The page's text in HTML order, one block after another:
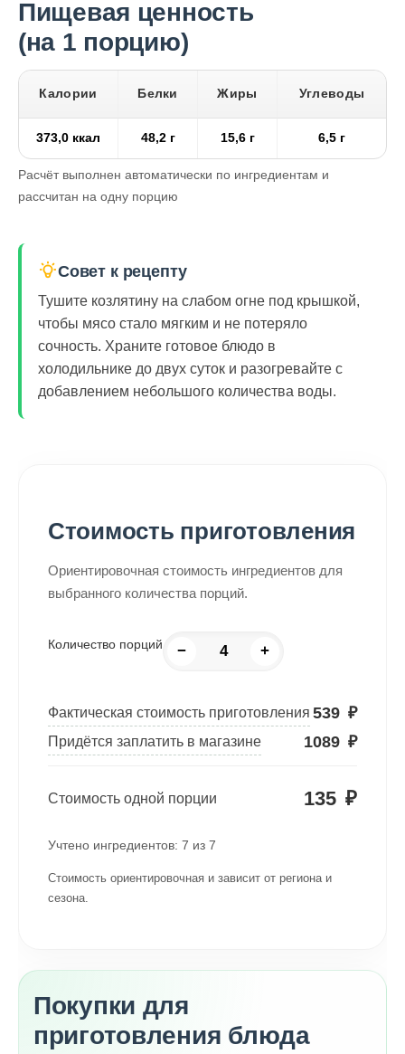
Пищевая ценность
(на 1 порцию)
Калории Белки Жиры Углеводы
373,0 ккал 48,2 г 15,6 г 6,5 г
Расчёт выполнен автоматически по ингредиентам и
рассчитан на одну порцию
Совет к рецепту
Тушите козлятину на слабом огне под крышкой,
чтобы мясо стало мягким и не потеряло
сочность. Храните готовое блюдо в
холодильнике до двух суток и разогревайте с
добавлением небольшого количества воды.
Стоимость приготовления
Ориентировочная стоимость ингредиентов для
выбранного количества порций.
Количество порций − +
Фактическая стоимость приготовления 539 ₽
Придётся заплатить в магазине 1089 ₽
Стоимость одной порции 135 ₽
Учтено ингредиентов: 7 из 7
Стоимость ориентировочная и зависит от региона и
сезона.
Покупки для
приготовления блюда